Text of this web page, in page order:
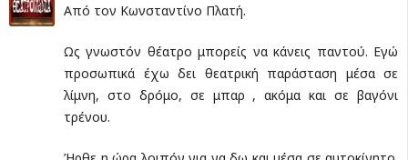
Από τον Κωνσταντίνο Πλατή.
Ως γνωστόν θέατρο μπορείς να κάνεις παντού. Εγώ
προσωπικά έχω δει θεατρική παράσταση μέσα σε
λίμνη, στο δρόμο, σε μπαρ , ακόμα και σε βαγόνι
τρένου.